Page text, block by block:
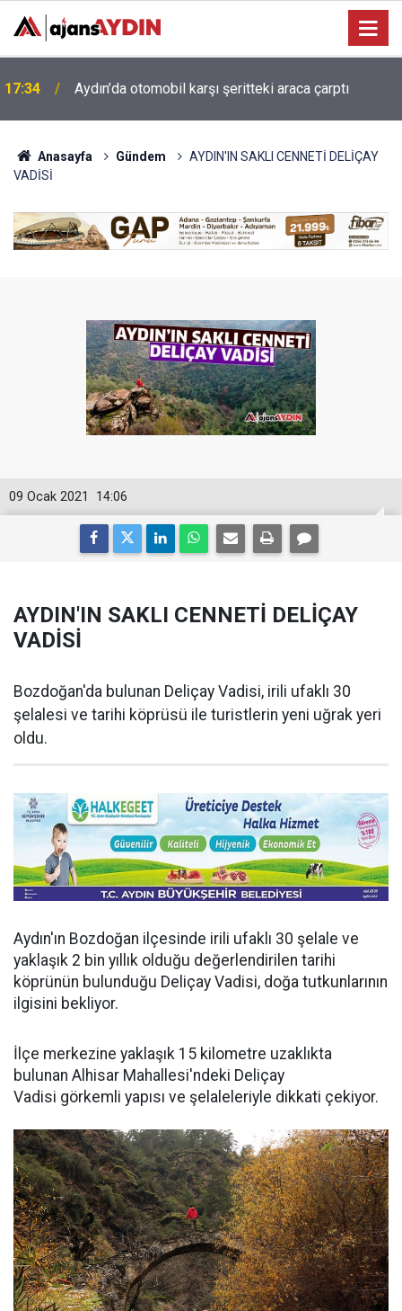
17:34 Aydın’da otomobil karşı şeritteki araca çarptı
Anasayfa Gündem
AYDIN'IN SAKLI CENNETİ DELİÇAY
VADİSİ
14:06
09 Ocak 2021
AYDIN'IN SAKLI CENNETİ DELİÇAY
VADİSİ
Bozdoğan'da bulunan Deliçay Vadisi, irili ufaklı 30
şelalesi ve tarihi köprüsü ile turistlerin yeni uğrak yeri
oldu.
Aydın'ın Bozdoğan ilçesinde irili ufaklı 30 şelale ve
yaklaşık 2 bin yıllık olduğu değerlendirilen tarihi
köprünün bulunduğu Deliçay Vadisi, doğa tutkunlarının
ilgisini bekliyor.
İlçe merkezine yaklaşık 15 kilometre uzaklıkta
bulunan Alhisar Mahallesi'ndeki Deliçay
Vadisi görkemli yapısı ve şelaleleriyle dikkati çekiyor.